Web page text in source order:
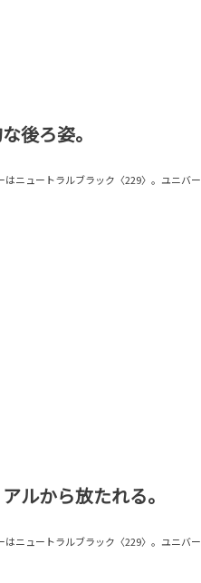
後ろ姿。
ニュートラルブラック〈229〉。ユニバー
ルから放たれる。
ニュートラルブラック〈229〉。ユニバー